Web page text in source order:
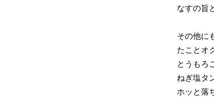
なすの旨
その他に
たことオ
とうもろ
ねぎ塩タ
ホッと落